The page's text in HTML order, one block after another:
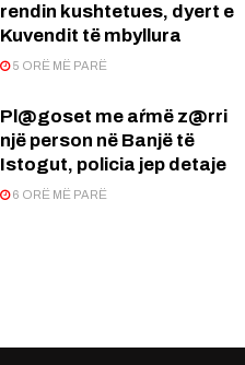
rendin kushtetues, dyert e
Kuvendit të mbyllura
5 ORË MË PARË
Pl@goset me aŕmë z@rri
një person në Banjë të
Istogut, policia jep detaje
6 ORË MË PARË